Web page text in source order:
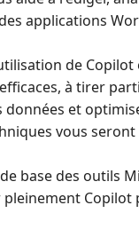
applications
de Copilot
à tirer
et
vous
base des outils
pleinement